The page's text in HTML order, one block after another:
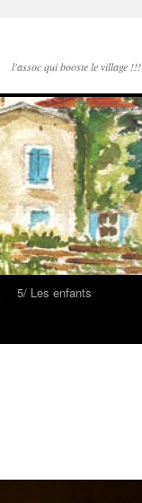
l'assoc qui booste le village !!!
5/ Les enfants